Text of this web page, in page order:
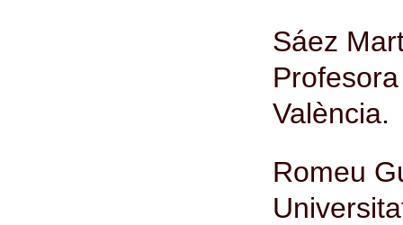
Sáez
València.
Romeu